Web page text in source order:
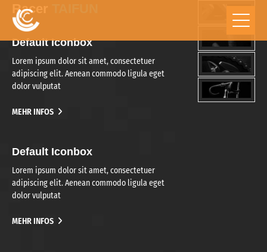
Racer
Default Iconbox
Lorem ipsum dolor sit amet, consectetuer
adipiscing elit. Aenean commodo ligula eget
dolor vulputat
MEHR INFOS
Default Iconbox
Lorem ipsum dolor sit amet, consectetuer
adipiscing elit. Aenean commodo ligula eget
dolor vulputat
MEHR INFOS